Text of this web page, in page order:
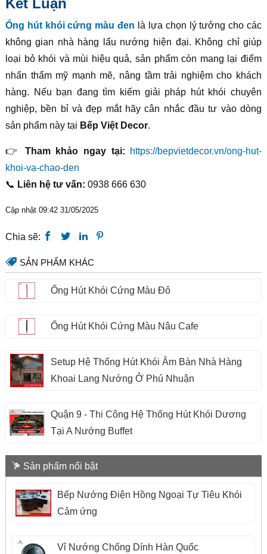
Ống hút khói cứng màu đen là lựa chọn lý tưởng cho các
không gian nhà hàng lẩu nướng hiện đại. Không chỉ giúp
loại bỏ khói và mùi hiệu quả, sản phẩm còn mang lại điểm
nhấn thẩm mỹ mạnh mẽ, nâng tầm trải nghiệm cho khách
hàng. Nếu bạn đang tìm kiếm giải pháp hút khói chuyên
nghiệp, bền bỉ và đẹp mắt hãy cân nhắc đầu tư vào dòng
sản phẩm này tại Bếp Việt Decor.
👉 Tham khảo ngay tại:
https://bepvietdecor.vn/ong-hut-
khoi-va-chao-den
📞 Liên hệ tư vấn: 0938 666 630
Cập nhật 09:42 31/05/2025
Chia sẽ:
SẢN PHẨM KHÁC
Ống Hút Khói Cứng Màu Đỏ
Ống Hút Khói Cứng Màu Nâu Cafe
Setup Hệ Thống Hút Khói Âm Bàn Nhà Hàng
Khoai Lang Nướng Ở Phú Nhuận
Quận 9 - Thi Công Hệ Thống Hút Khói Dương
Tại A Nướng Buffet
Sản phẩm nổi bật
Bếp Nướng Điện Hồng Ngoại Tự Tiêu Khói
Cảm ứng
Vỉ Nướng Chống Dính Hàn Quốc